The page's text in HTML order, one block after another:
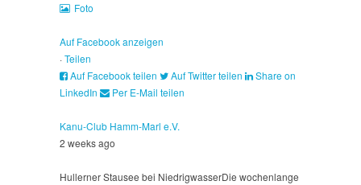
Foto
Auf Facebook anzeigen
·Teilen
Auf Facebook teilen
Auf Twitter teilen
Share on
LinkedIn
Per E-Mail teilen
Kanu-Club Hamm-Marl e.V.
2 weeks ago
Hullerner Stausee bei NiedrigwasserDie wochenlange